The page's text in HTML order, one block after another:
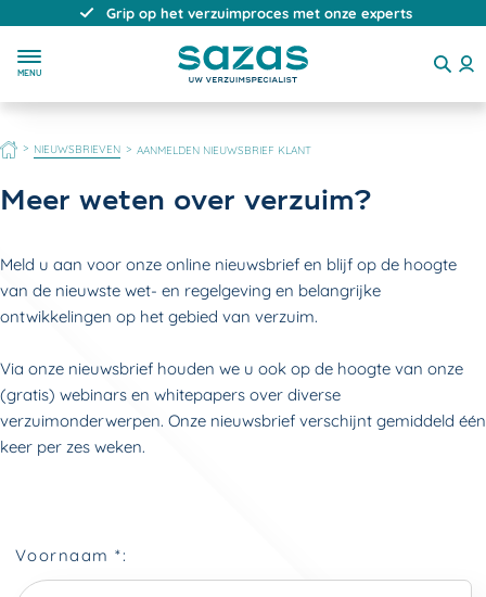
Grip op het verzuimproces met onze experts
MENU
HOME NIEUWSBRIEVEN AANMELDEN NIEUWSBRIEF KLANT
Meer weten over verzuim?
Meld u aan voor onze online nieuwsbrief en blijf op de hoogte
van de nieuwste wet- en regelgeving en belangrijke
ontwikkelingen op het gebied van verzuim.
Via onze nieuwsbrief houden we u ook op de hoogte van onze
(gratis) webinars en whitepapers over diverse
verzuimonderwerpen. Onze nieuwsbrief verschijnt gemiddeld één
keer per zes weken.